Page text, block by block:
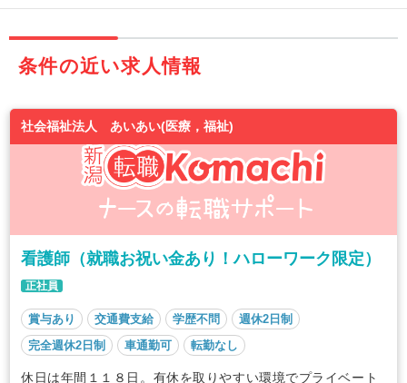
条件の近い求人情報
社会福祉法人 あいあい(医療，福祉)
看護師（就職お祝い金あり！ハローワーク限定）
正社員
賞与あり 交通費支給 学歴不問
週休2日制
完全週休2日制
車通勤可 転勤なし
休日は年間１１８日。有休を取りやすい環境でプライベート